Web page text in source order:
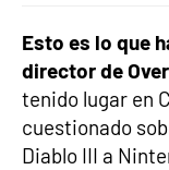
Esto es lo que
director de
tenido lugar en
cuestionado
Diablo III a